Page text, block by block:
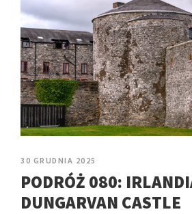
30 GRUDNIA 2025
PODRÓŻ 080:
DUNGARVAN CASTLE